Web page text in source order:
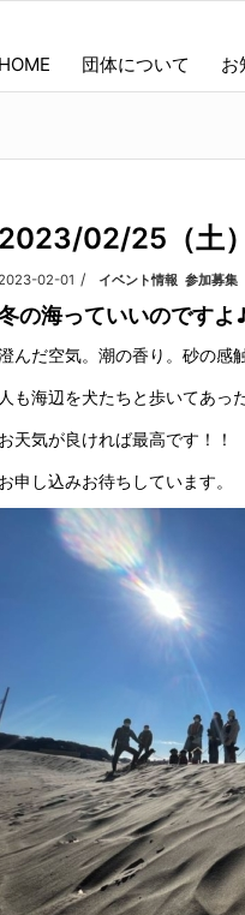
HOME 団体について お
2023/02/25（土
02-01 /
カテゴリ: イベント情報 参加募集
の海っていいのですよ
んだ空気。潮の香り。砂の感
人も海辺を犬たちと歩いてあっ
お天気が良ければ最高です！！
お申し込みお待ちしています。